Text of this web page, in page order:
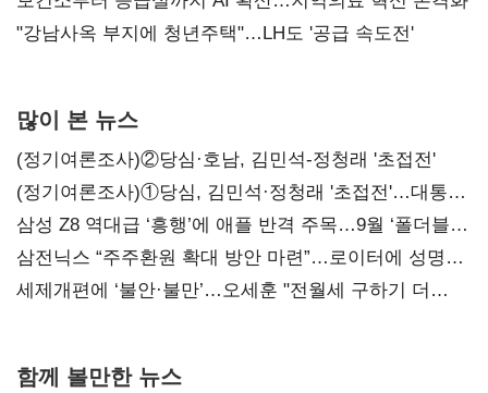
"강남사옥 부지에 청년주택"…LH도 '공급 속도전'
많이 본 뉴스
(정기여론조사)②당심·호남, 김민석-정청래 '초접전'
(정기여론조사)①당심, 김민석·정청래 '초접전'…대통령
지지도 '50% 아래로'(종합)
삼성 Z8 역대급 ‘흥행’에 애플 반격 주목…9월 ‘폴더블
대전’
삼전닉스 “주주환원 확대 방안 마련”…로이터에 성명
보내
세제개편에 ‘불안·불만’…오세훈 "전월세 구하기 더
함께 볼만한 뉴스